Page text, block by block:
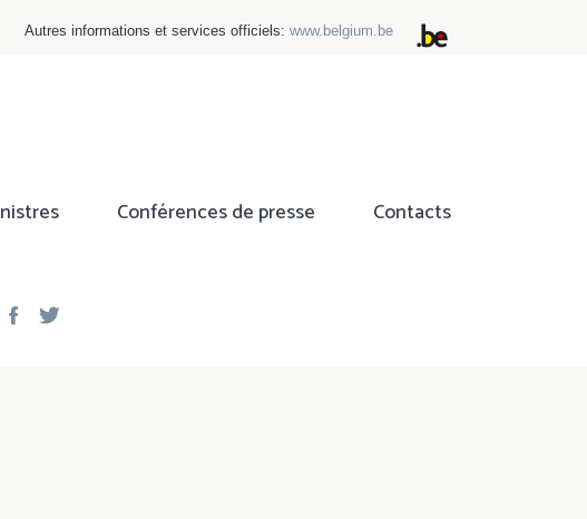
Autres informations et services officiels: www.belgium.be
Conférences de presse Contacts
Facebook